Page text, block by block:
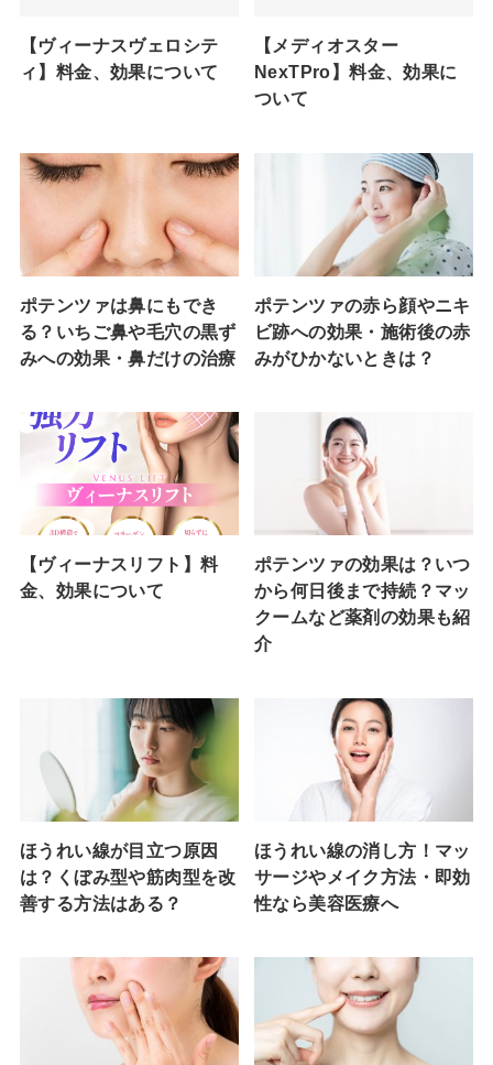
【ヴィーナスヴェロシテ
ィ】料金、効果について
【メディオスター
NexTPro】料金、効果に
ついて
ポテンツァは鼻にもでき
る？いちご鼻や毛穴の黒ず
みへの効果・鼻だけの治療
ポテンツァの赤ら顔やニキ
ビ跡への効果・施術後の赤
みがひかないときは？
【ヴィーナスリフト】料
金、効果について
ポテンツァの効果は？いつ
から何日後まで持続？マッ
クームなど薬剤の効果も紹
介
ほうれい線が目立つ原因
は？くぼみ型や筋肉型を改
善する方法はある？
ほうれい線の消し方！マッ
サージやメイク方法・即効
性なら美容医療へ